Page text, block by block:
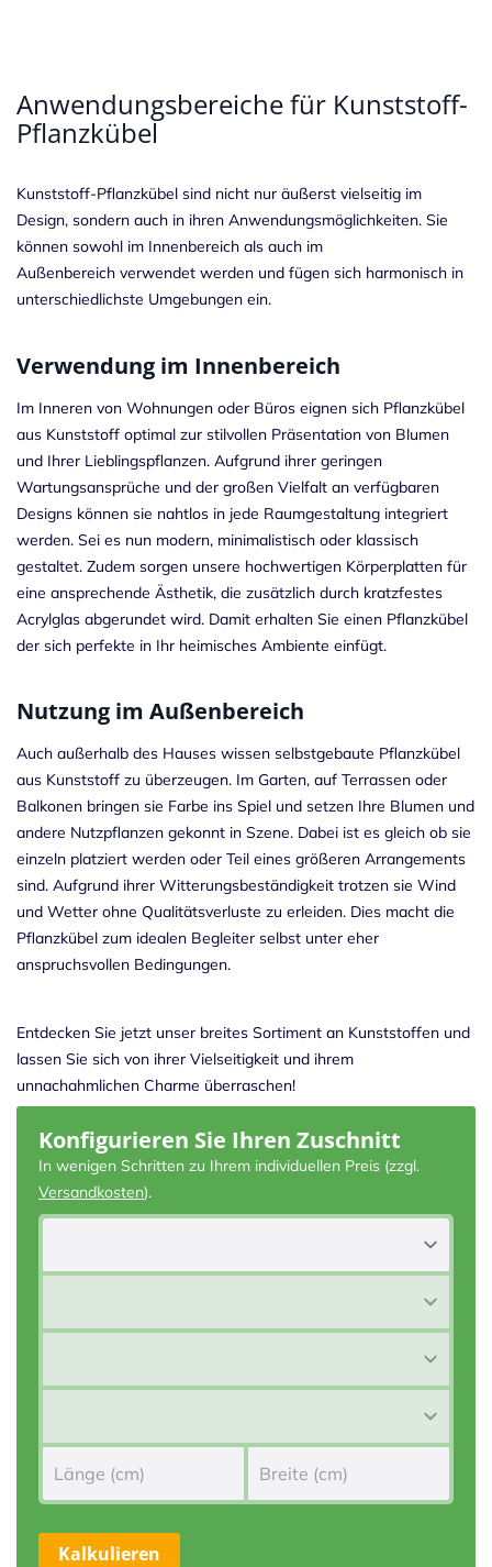
Anwendungsbereiche für Kunststoff-
Pflanzkübel
Kunststoff-Pflanzkübel sind nicht nur äußerst vielseitig im
Design, sondern auch in ihren Anwendungsmöglichkeiten. Sie
können sowohl im Innenbereich als auch im
Außenbereich verwendet werden und fügen sich harmonisch in
unterschiedlichste Umgebungen ein.
Verwendung im Innenbereich
Im Inneren von Wohnungen oder Büros eignen sich Pflanzkübel
aus Kunststoff optimal zur stilvollen Präsentation von Blumen
und Ihrer Lieblingspflanzen. Aufgrund ihrer geringen
Wartungsansprüche und der großen Vielfalt an verfügbaren
Designs können sie nahtlos in jede Raumgestaltung integriert
werden. Sei es nun modern, minimalistisch oder klassisch
gestaltet. Zudem sorgen unsere hochwertigen Körperplatten für
eine ansprechende Ästhetik, die zusätzlich durch kratzfestes
Acrylglas abgerundet wird. Damit erhalten Sie einen Pflanzkübel
der sich perfekte in Ihr heimisches Ambiente einfügt.
Nutzung im Außenbereich
Auch außerhalb des Hauses wissen selbstgebaute Pflanzkübel
aus Kunststoff zu überzeugen. Im Garten, auf Terrassen oder
Balkonen bringen sie Farbe ins Spiel und setzen Ihre Blumen und
andere Nutzpflanzen gekonnt in Szene. Dabei ist es gleich ob sie
einzeln platziert werden oder Teil eines größeren Arrangements
sind. Aufgrund ihrer Witterungsbeständigkeit trotzen sie Wind
und Wetter ohne Qualitätsverluste zu erleiden. Dies macht die
Pflanzkübel zum idealen Begleiter selbst unter eher
anspruchsvollen Bedingungen.
Entdecken Sie jetzt unser breites Sortiment an Kunststoffen und
lassen Sie sich von ihrer Vielseitigkeit und ihrem
unnachahmlichen Charme überraschen!
Konfigurieren Sie Ihren Zuschnitt
In wenigen Schritten zu Ihrem individuellen Preis (zzgl.
Versandkosten).
Kalkulieren